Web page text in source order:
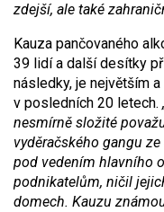
zdejší, ale také
Kauza pančovaného
39 lidí a další desítky
následky, je největším
v posledních 20 letech.
nesmírně složité
vyděračského gangu
pod vedením hlavního
podnikatelům, ničil
domech. Kauzu